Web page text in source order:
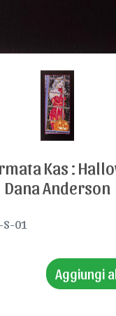
Kas :
Dana Anderson
S-01
Aggiungi